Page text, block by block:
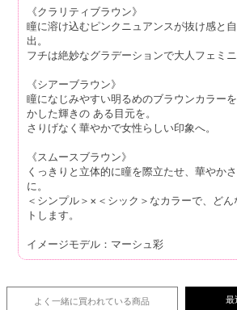
《クラリティブラウン》
瞳に溶け込むピンクニュアンスが抜け感と
出。
フチは絶妙なグラデーションで大人フェミニ
《シアーブラウン》
瞳になじみやすい明るめのブラウンカラー
かした輝きの ある目元を。
さりげなく華やかで女性らしい印象へ。
《スムースブラウン》
くっきりと立体的に瞳を際立たせ、華やか
に。
＜シンプル＞×＜シック＞なカラーで、ど
トします。
イメージモデル：マーシュ彩
よく一緒に買われている商品 最